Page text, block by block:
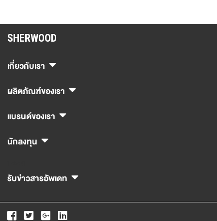
SHERWOOD
เกี่ยวกับเรา
ผลิตภัณฑ์ของเรา
แบรนด์ของเรา
นักลงทุน
รับข่าวสารอัพเดท